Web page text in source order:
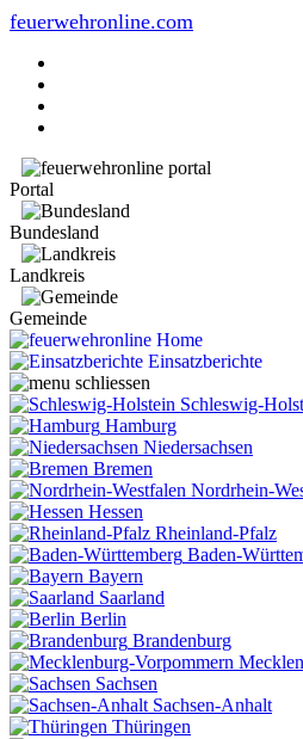
feuerwehronline.com
Portal
Bundesland
Landkreis
Gemeinde
Home
Einsatzberichte
Schleswig-
Hamburg
Niedersachsen
Bremen
Nordrhein-
Hessen
Rheinland-Pfalz
Baden-
Bayern
Saarland
Berlin
Brandenburg
Sachsen
Sachsen-Anhalt
Thüringen